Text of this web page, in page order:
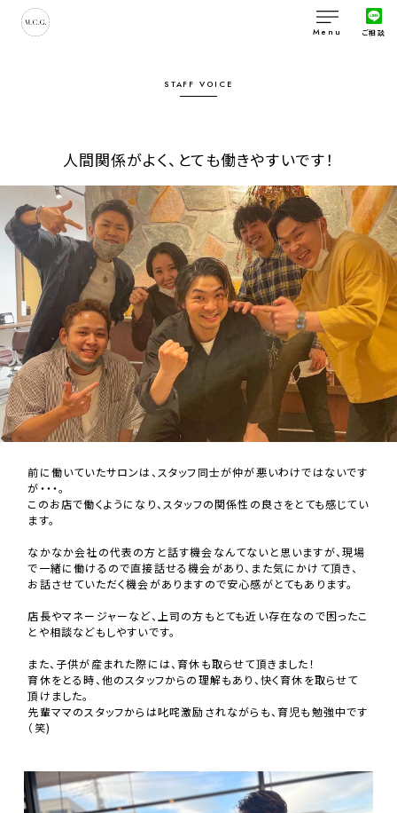
Menu ご相談
STAFF VOICE
人間関係がよく、とても働きやすいです！
前に働いていたサロンは、スタッフ同士が仲が悪いわけではないです
が・・・。
このお店で働くようになり、スタッフの関係性の良さをとても感じてい
ます。
なかなか会社の代表の方と話す機会なんてないと思いますが、現場
で一緒に働けるので直接話せる機会があり、また気にかけて頂き、
お話させていただく機会がありますので安心感がとてもあります。
店長やマネージャーなど、上司の方もとても近い存在なので困ったこ
とや相談などもしやすいです。
また、子供が産まれた際には、育休も取らせて頂きました！
育休をとる時、他のスタッフからの理解もあり、快く育休を取らせて
頂けました。
先輩ママのスタッフからは叱咤激励されながらも、育児も勉強中です
（笑)